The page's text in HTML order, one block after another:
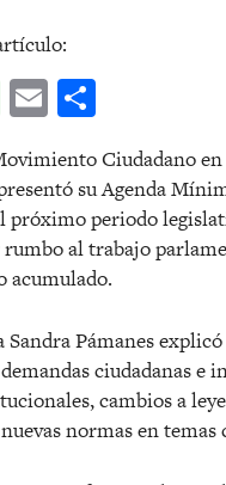
WhatsApp
Email
Ciudadano
su Agenda
próximo periodo
rumbo al trabajo
acumulado.
Pámanes
ciudadanas e
cambios a
normas en temas